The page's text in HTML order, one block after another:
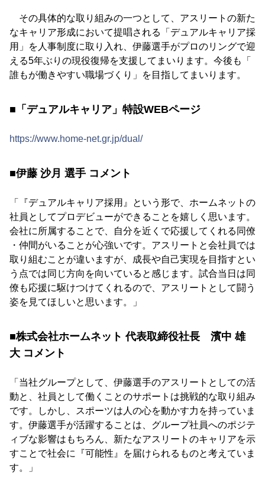
その具体的な取り組みの一つとして、アスリートの新た
なキャリア形成において提唱される「デュアルキャリア採
用」を人事制度に取り入れ、伊藤選手がプロのリングで迎
える5年ぶりの現役復帰を支援してまいります。今後も「
誰もが働きやすい職場づくり」を目指してまいります。
■「デュアルキャリア」特設WEBページ
https://www.home-net.gr.jp/dual/
■伊藤 沙月 選手 コメント
「『デュアルキャリア採用』という形で、ホームネットの
社員としてプロデビューができることを嬉しく思います。
会社に所属することで、自分を近くで応援してくれる同僚
・仲間がいることが心強いです。アスリートと会社員では
取り組むことが違いますが、成長や自己実現を目指すとい
う点では同じ方向を向いていると感じます。試合当日は同
僚も応援に駆けつけてくれるので、アスリートとして闘う
姿を見てほしいと思います。」
■株式会社ホームネット 代表取締役社長 濱中 雄
大 コメント
「当社グループとして、伊藤選手のアスリートとしての活
動と、社員として働くことのサポートは挑戦的な取り組み
です。しかし、スポーツは人の心を動かす力を持っていま
す。伊藤選手が活躍することは、グループ社員へのポジテ
ィブな影響はもちろん、新たなアスリートのキャリアを示
すことで社会に『可能性』を届けられるものと考えていま
す。」